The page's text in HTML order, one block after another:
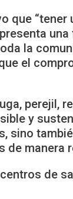
que “tener
la
el
perejil,
y
sino
de manera
de